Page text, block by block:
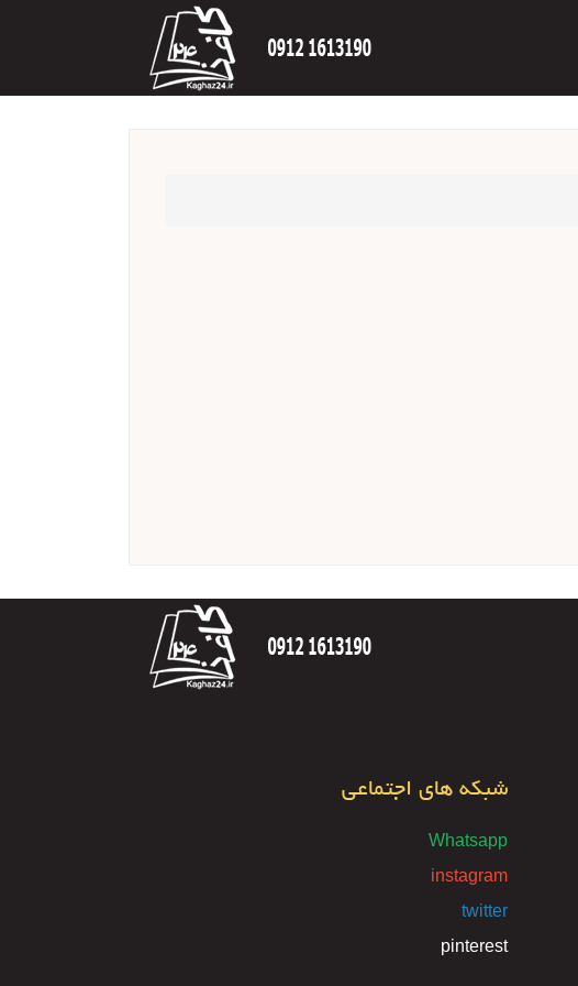
شبکه های اجتماعی
Whatsapp
instagram
twitter
pinterest